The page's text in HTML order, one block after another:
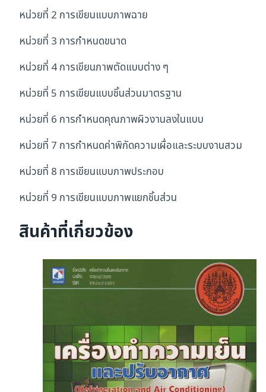
หน่วยที่ 2 การเขียนแบบภาพฉาย
หน่วยที่ 3 การกำหนดขนาด
หน่วยที่ 4 การเขียนภาพตัดแบบต่าง ๆ
หน่วยที่ 5 การเขียนแบบชิ้นส่วนมาตรฐาน
หน่วยที่ 6 การกำหนดคุณภาพผิวงานลงในแบบ
หน่วยที่ 7 การกำหนดค่าพิกัดความเผื่อและระบบงานสวม
หน่วยที่ 8 การเขียนแบบภาพประกอบ
หน่วยที่ 9 การเขียนแบบภาพแยกชิ้นส่วน
สินค้าที่เกี่ยวข้อง